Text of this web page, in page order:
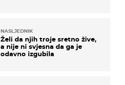
NASLJEDNIK
Želi da njih troje sretno žive,
a nije ni svjesna da ga je
odavno izgubila